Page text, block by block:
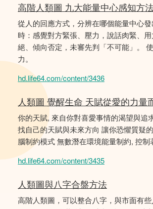
高階人類圖 九大能量中心感知方
從人的回應方式，分辨在哪個能量中心
時：感覺對方緊張、壓力，說話肉緊、
絕、傾向否定，未審先判「不可能」。
力。
hd.life64.com/content/3436
人類圖 覺醒生命 天賦從愛的力量
你的天賦, 來自你對喜愛事情的渴望與追
找自己的天賦與未來方向 讓你恐懼質疑
腦制約模式 無數潛在環境能量制約, 控制
hd.life64.com/content/3435
人類圖與八字合盤方法
高階人類圖，可以整合八字，與市面有